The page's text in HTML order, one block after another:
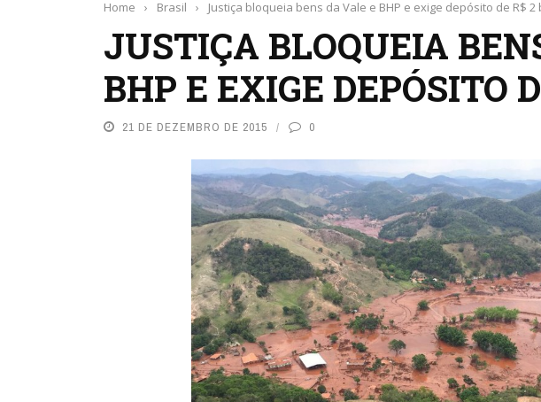
Home › Brasil › Justiça bloqueia bens da Vale e BHP e exige depósito de R$ 2
JUSTIÇA BLOQUEIA
BHP E EXIGE DEPÓSITO
21 DE DEZEMBRO DE 2015 0